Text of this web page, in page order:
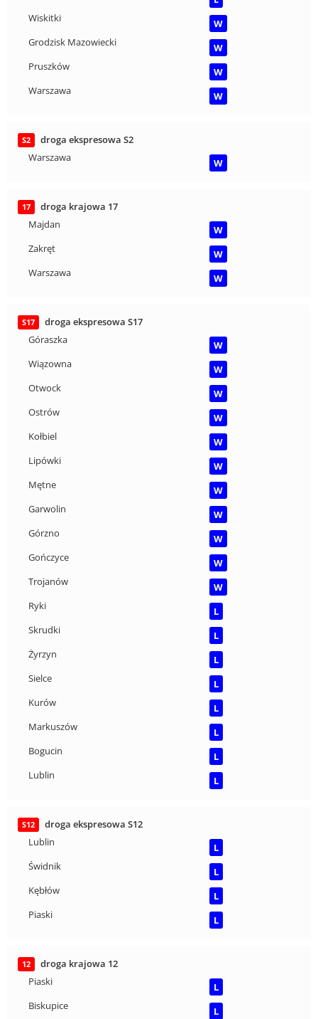
Wiskitki
W
Grodzisk Mazowiecki
W
Pruszków
W
Warszawa
W
S2
droga ekspresowa S2
Warszawa
W
17
droga krajowa 17
Majdan
W
Zakręt
W
Warszawa
W
S17
droga ekspresowa S17
Góraszka
W
Wiązowna
W
Otwock
W
Ostrów
W
Kołbiel
W
Lipówki
W
Mętne
W
Garwolin
W
Górzno
W
Gończyce
W
Trojanów
W
Ryki
L
Skrudki
L
Żyrzyn
L
Sielce
L
Kurów
L
Markuszów
L
Bogucin
L
Lublin
L
S12
droga ekspresowa S12
Lublin
L
Świdnik
L
Kębłów
L
Piaski
L
12
droga krajowa 12
Piaski
L
Biskupice
L